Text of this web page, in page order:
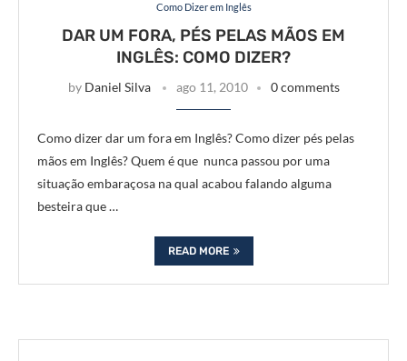
Como Dizer em Inglês
DAR UM FORA, PÉS PELAS MÃOS EM
INGLÊS: COMO DIZER?
by Daniel Silva ago 11, 2010 0 comments
Como dizer dar um fora em Inglês? Como dizer pés pelas
mãos em Inglês? Quem é que nunca passou por uma
situação embaraçosa na qual acabou falando alguma
besteira que …
READ MORE